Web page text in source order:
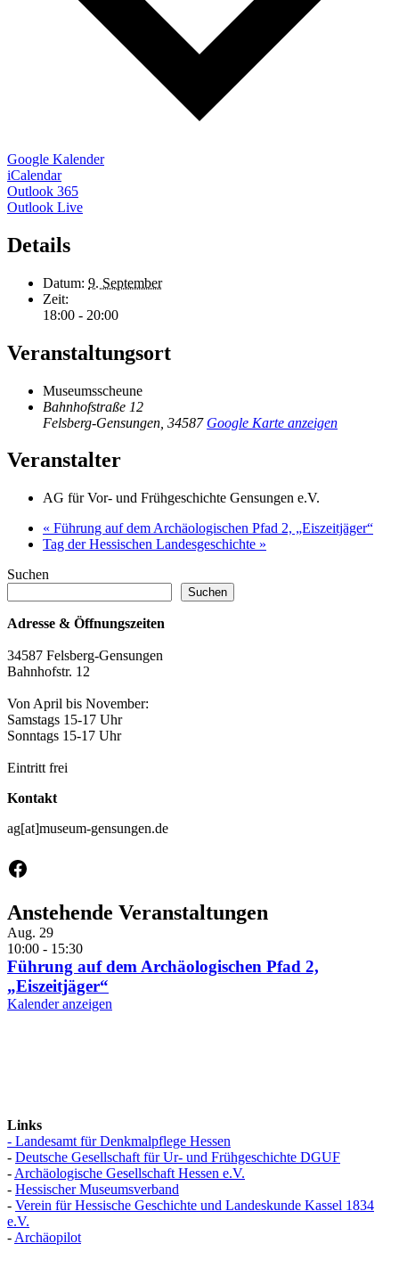
Google Kalender
iCalendar
Outlook 365
Outlook Live
Details
Datum: 9. September
Zeit:
18:00 - 20:00
Veranstaltungsort
Museumsscheune
Bahnhofstraße 12
Felsberg-Gensungen 34587 Google Karte anzeigen
Veranstalter
AG für Vor- und Frühgeschichte Gensungen e.V.
« Führung auf dem Archäologischen Pfad 2, „Eiszeitjäger“
Tag der Hessischen Landesgeschichte »
Suchen
Suchen
Adresse & Öffnungszeiten
34587 Felsberg-Gensungen
Bahnhofstr. 12
Von April bis November:
Samstags 15-17 Uhr
Sonntags 15-17 Uhr
Eintritt frei
Kontakt
ag[at]museum-gensungen.de
Facebook
Anstehende Veranstaltungen
Aug. 29
10:00 - 15:30
Führung auf dem Archäologischen Pfad 2,
„Eiszeitjäger“
Kalender anzeigen
Links
- Landesamt für Denkmalpflege Hessen
- Deutsche Gesellschaft für Ur- und Frühgeschichte DGUF
- Archäologische Gesellschaft Hessen e.V.
- Hessischer Museumsverband
- Verein für Hessische Geschichte und Landeskunde Kassel 1834
e.V.
- Archäopilot